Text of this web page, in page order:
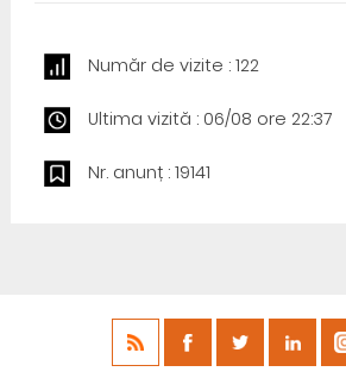
Număr de vizite : 122
Ultima vizită : 06/08 ore 22:37
Nr. anunț : 19141